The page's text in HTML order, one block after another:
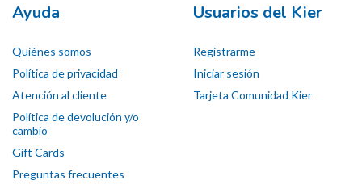
Ayuda
Quiénes somos
Política de privacidad
Atención al cliente
Política de devolución y/o
cambio
Gift Cards
Preguntas frecuentes
Usuarios del Kier
Registrarme
Iniciar sesión
Tarjeta Comunidad Kier